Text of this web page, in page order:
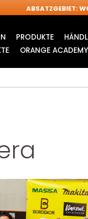
ABSATZGEBIET:
PRODUKTE
ZUBEHÖR FÜR
MULTI-CUTTER
ORANGE ACADEMY